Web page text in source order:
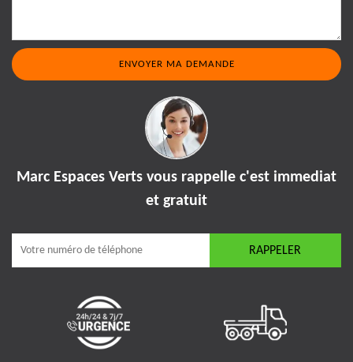
Marc Espaces Verts vous rappelle c'est immediat
et gratuit